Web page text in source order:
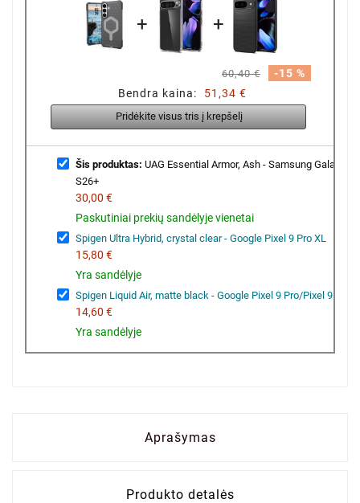
+ +
60,40 €
-15 %
Bendra kaina:
51,34 €
Pridėkite visus tris į krepšelį
Šis produktas: UAG Essential Armor, Ash - Samsung Galaxy
S26+
30,00 €
Paskutiniai prekių sandėlyje vienetai
Spigen Ultra Hybrid, crystal clear - Google Pixel 9 Pro XL
15,80 €
Yra sandėlyje
Spigen Liquid Air, matte black - Google Pixel 9 Pro/Pixel 9
14,60 €
Yra sandėlyje
Aprašymas
Produkto detalės